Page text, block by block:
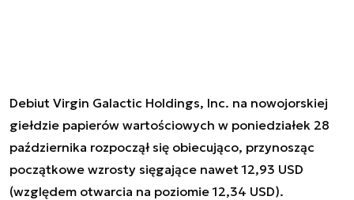
Debiut Virgin Galactic Holdings, Inc. na nowojorskiej
giełdzie papierów wartościowych w poniedziałek 28
października rozpoczął się obiecująco, przynosząc
początkowe wzrosty sięgające nawet 12,93 USD
(względem otwarcia na poziomie 12,34 USD).